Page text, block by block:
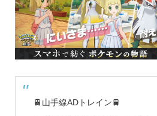
🚆山手線ADトレイン🚆